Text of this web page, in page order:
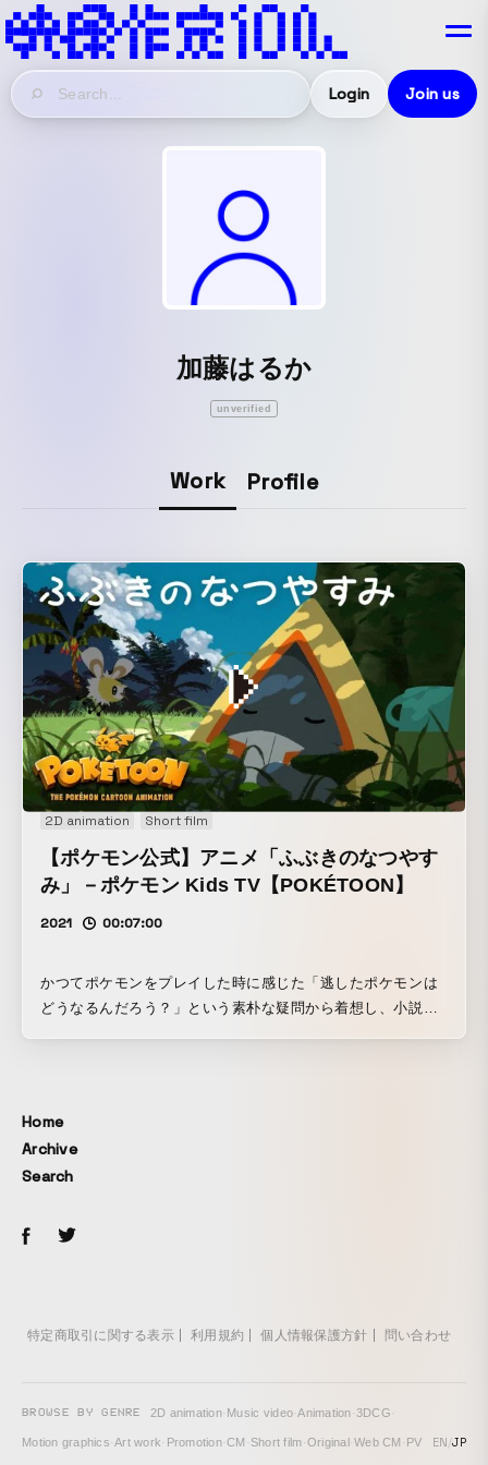
Login Join us
加藤はるか
unverified
Work Profile
2D animation Short film
【ポケモン公式】アニメ「ふぶきのなつやす
み」－ポケモン Kids TV【POKÉTOON】
2021 00:07:00
かつてポケモンをプレイした時に感じた「逃したポケモンは
どうなるんだろう？」という素朴な疑問から着想し、小説家
Home
Archive
Search
特定商取引に関する表示 利用規約 個人情報保護方針 問い合わせ
BROWSE BY GENRE 2D animation· Music video·Animation·3DCG·
Motion graphics·Art work· Promotion·CM · Short film·Original ·Web CM · PV EN/JP